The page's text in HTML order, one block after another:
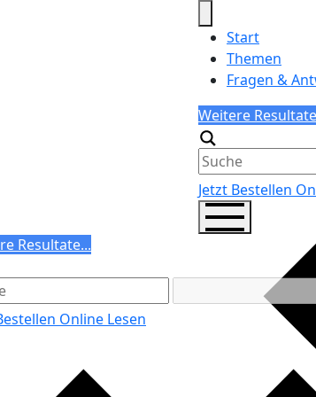
Start
Themen
Fragen &
Search
Weitere
Generic
Jetzt Bestellen
Resultate...
filters
Online Lesen